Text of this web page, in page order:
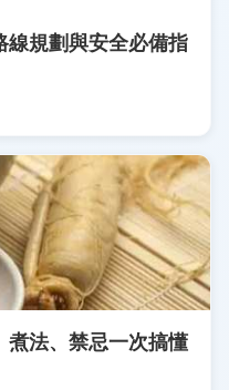
線規劃與安全必備指
煮法、禁忌一次搞懂